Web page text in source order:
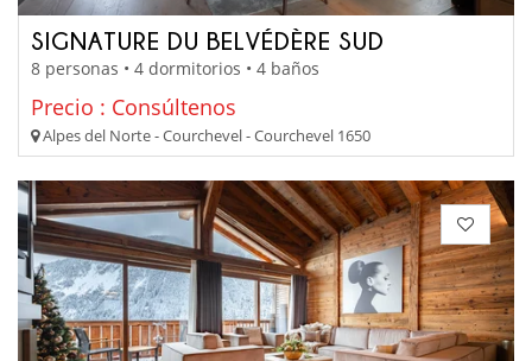
SIGNATURE DU BELVÉDÈRE SUD
8 personas • 4 dormitorios • 4 baños
Precio : Consúltenos
Alpes del Norte - Courchevel - Courchevel 1650